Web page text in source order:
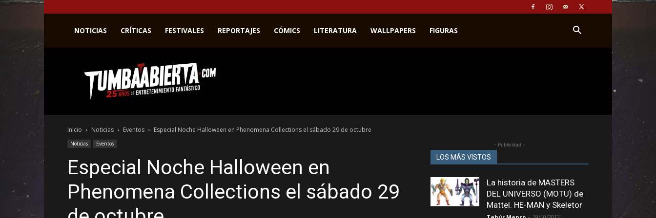
NOTICIAS CRÍTICAS FESTIVALES REPORTAJES CÓMICS LITERATURA WALLPAPERS FIGURAS
web
del
entretenimiento
el
género
Inicio Noticias Eventos Especial Noche Halloween en Phenomena Collections el sábado 29 de octubre
Noticias Eventos
Especial Noche Halloween en
Phenomena Collections el sábado 29
- Publicidad -
LOS MÁS VISTOS
La historia de MASTERS
DEL UNIVERSO (MOTU) de
Mattel. HE-MAN y Skeletor